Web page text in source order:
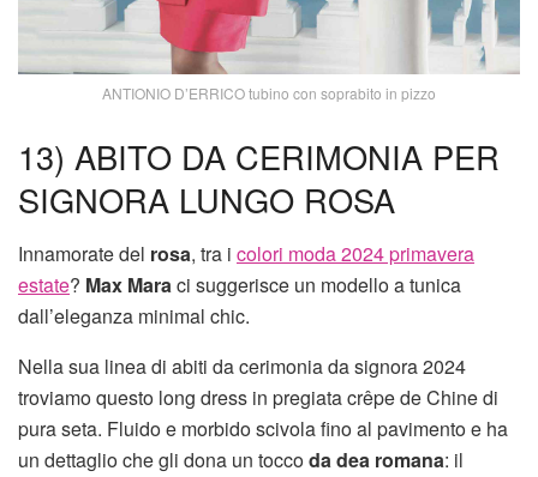
ANTIONIO D’ERRICO tubino con soprabito in pizzo
13) ABITO DA CERIMONIA PER
SIGNORA LUNGO ROSA
Innamorate del rosa, tra i colori moda 2024 primavera
estate? Max Maraci suggerisce un modello a tunica
dall’eleganza minimal chic.
Nella sua linea di abiti da cerimonia da signora 2024
troviamo questo long dress in pregiata crêpe de Chine di
pura seta. Fluido e morbido scivola fino al pavimento e ha
un dettaglio che gli dona un toccoda dea romana: il